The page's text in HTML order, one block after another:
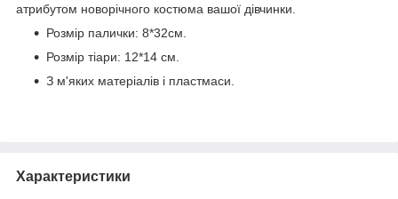
атрибутом новорічного костюма вашої дівчинки.
Розмір палички: 8*32см.
Розмір тіари: 12*14 см.
З м'яких матеріалів і пластмаси.
Характеристики